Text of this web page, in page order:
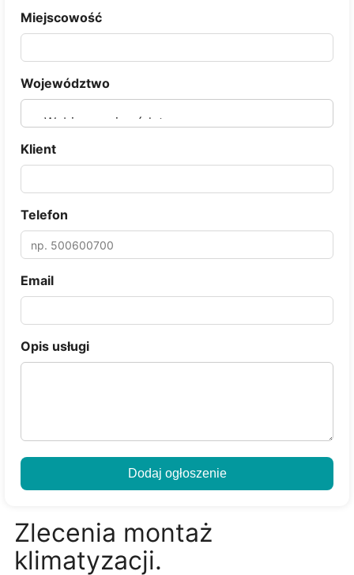
Miejscowość
Województwo
Klient
Telefon
Email
Opis usługi
Dodaj ogłoszenie
Zlecenia montaż
klimatyzacji.